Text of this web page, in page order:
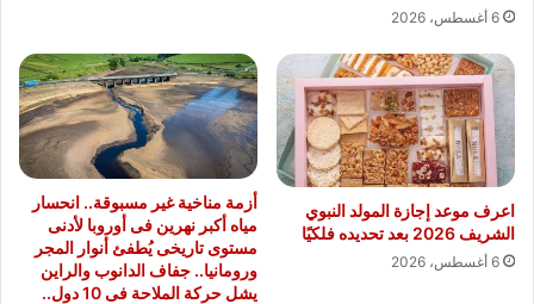
6 أغسطس، 2026
اعرف موعد إجازة المولد النبوي
الشريف 2026 بعد تحديده فلكيًا
6 أغسطس، 2026
أزمة مناخية غير مسبوقة.. انحسار
مياه أكبر نهرين فى أوروبا لأدنى
مستوى تاريخى يُطفئ أنوار المجر
ورومانيا.. جفاف الدانوب والراين
يشل حركة الملاحة فى 10 دول..